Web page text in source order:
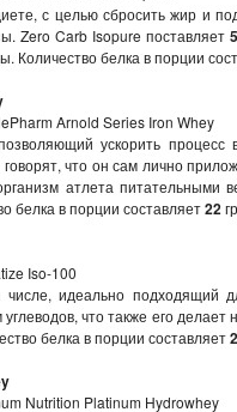
с целью сбросить жир и
Zero Carb Isopure поставляет
Количество белка в порции
ускорить
что он сам лично
атлета питательными
белка в порции составляет22
числе, идеально
что также его
белка в порции составляет